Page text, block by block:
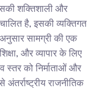
शक्तिशाली और
है, इसकी व्यक्तिगत
सामग्री की एक
और व्यापार के लिए
को निर्माताओं और
अंतर्राष्ट्रीय राजनीतिक